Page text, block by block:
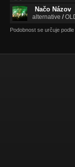
Načo Názov
alternative /
Podobnost se určuje